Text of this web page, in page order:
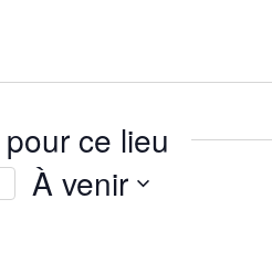
ce lieu
À venir